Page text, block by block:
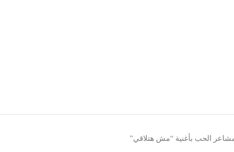
الحب بأغنية “مش هتلاقي”